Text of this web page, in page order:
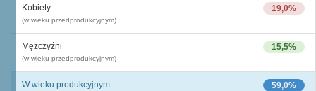
19,0%
Kobiety
(w wieku przedprodukcyjnym)
15,5%
Mężczyźni
(w wieku przedprodukcyjnym)
59,0%
W wieku produkcyjnym